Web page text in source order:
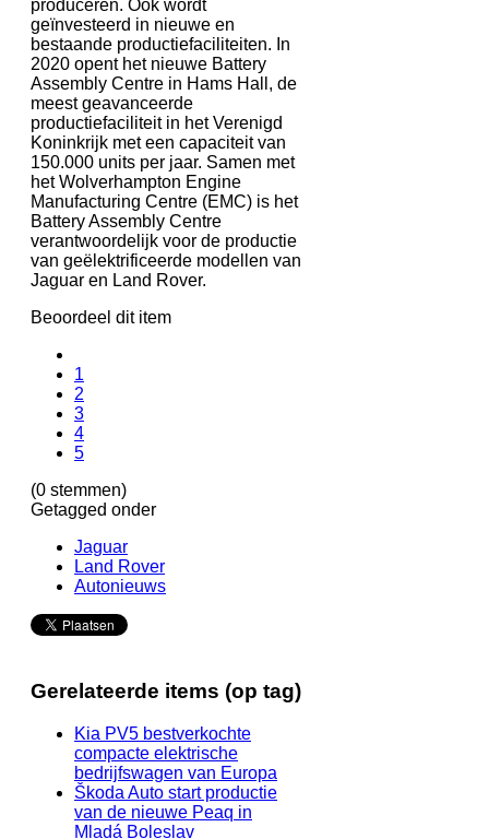
produceren. Ook wordt
geïnvesteerd in nieuwe en
bestaande productiefaciliteiten. In
2020 opent het nieuwe Battery
Assembly Centre in Hams Hall, de
meest geavanceerde
productiefaciliteit in het Verenigd
Koninkrijk met een capaciteit van
150.000 units per jaar. Samen met
het Wolverhampton Engine
Manufacturing Centre (EMC) is het
Battery Assembly Centre
verantwoordelijk voor de productie
van geëlektrificeerde modellen van
Jaguar en Land Rover.
Beoordeel dit item
1
2
3
4
5
(0 stemmen)
Getagged onder
Jaguar
Land Rover
Autonieuws
Gerelateerde items (op tag)
Kia PV5 bestverkochte
compacte elektrische
bedrijfswagen van Europa
Škoda Auto start productie
van de nieuwe Peaq in
Mladá Boleslav